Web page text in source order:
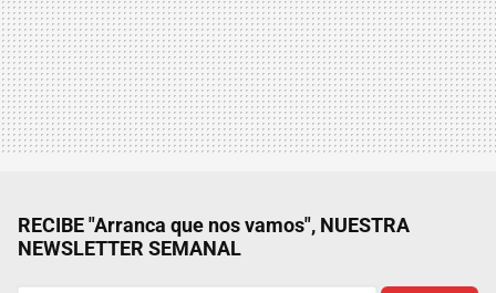
RECIBE "Arranca que nos vamos", NUESTRA
NEWSLETTER SEMANAL